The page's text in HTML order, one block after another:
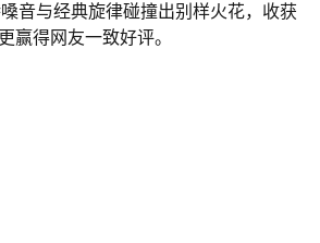
音与经典旋律碰撞出别样火花，收获
赢得网友一致好评。